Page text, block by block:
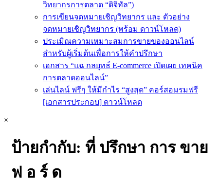
วิทยากรการตลาด “ดิจิทัล”)
การเขียนจดหมายเชิญวิทยากร และ ตัวอย่าง
จดหมายเชิญวิทยากร (พร้อม ดาวน์โหลด)
ประเมิณความเหมาะสมการขายของออนไลน์
สำหรับผู้เริ่มต้นเพื่อการให้คำปรึกษา
เอกสาร “แฉ กลยุทธ์ E-commerce เปิดเผย เทคนิค
การตลาดออนไลน์”
เล่นไลน์ ฟรีๆ ให้มีกำไร “สูงสุด” คอร์สอมรมฟรี
[เอกสารประกอบ] ดาวน์โหลด
×
ป้ายกำกับ: ที่ ปรึกษา การ ขาย
ฟ อ ร์ ด